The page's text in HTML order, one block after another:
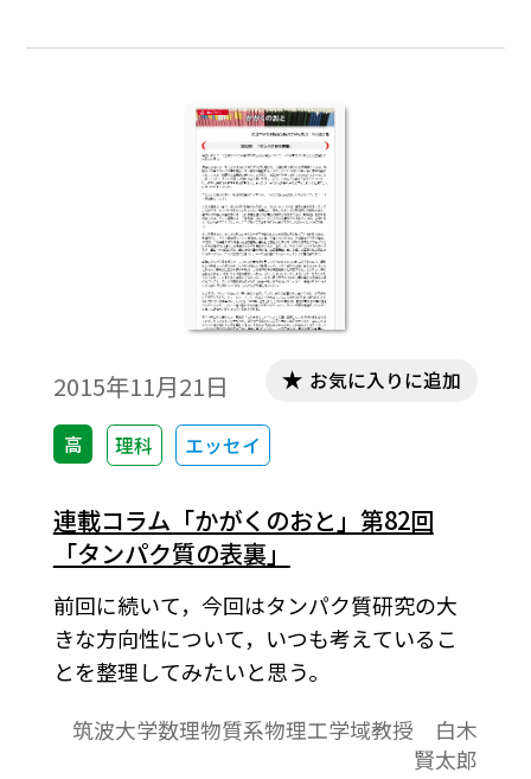
進んでいる。
2015年11月21日
高 理科 エッセイ
お気に入りに追加
連載コラム「かがくのおと」第82回
「タンパク質の表裏」
前回に続いて，今回はタンパク質研究の大
きな方向性について，いつも考えているこ
とを整理してみたいと思う。
筑波大学数理物質系物理工学域教授 白木
賢太郎